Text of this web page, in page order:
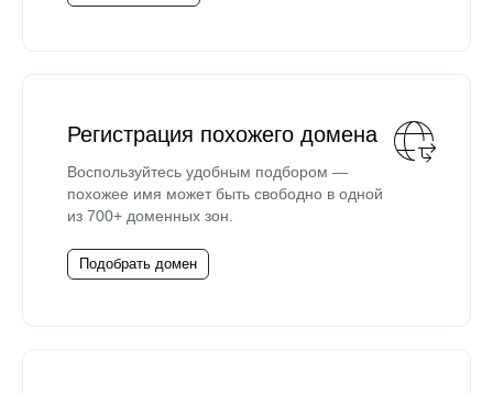
Регистрация похожего домена
Воспользуйтесь удобным подбором —
похожее имя может быть свободно в одной
из 700+ доменных зон.
Подобрать домен